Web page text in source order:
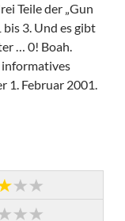
Teile der „Gun
bis 3. Und es gibt
… 0! Boah.
informatives
1. Februar 2001.